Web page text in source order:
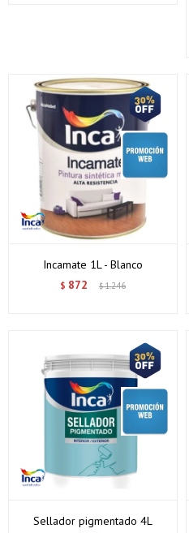
Incamate 1L - Blanco
$ 872 $1.246
Sellador pigmentado 4L